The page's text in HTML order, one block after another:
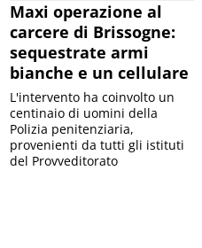
Maxi operazione al
carcere di Brissogne:
sequestrate armi
bianche e un cellulare
L'intervento ha coinvolto un
centinaio di uomini della
Polizia penitenziaria,
provenienti da tutti gli istituti
del Provveditorato